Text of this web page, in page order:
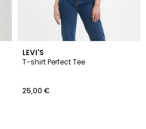
LEVI'S
T-shirt Perfect Tee
25,00 €
4,6
/ 5
2
Kleuren